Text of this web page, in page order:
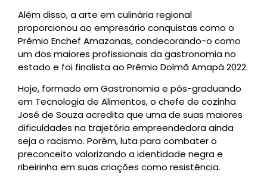
Além disso, a arte em culinária regional
proporcionou ao empresário conquistas como o
Prêmio Enchef Amazonas, condecorando-o como
um dos maiores profissionais da gastronomia no
estado e foi finalista ao Prêmio Dolmã Amapá 2022.
Hoje, formado em Gastronomia e pós-graduando
em Tecnologia de Alimentos, o chefe de cozinha
José de Souza acredita que uma de suas maiores
dificuldades na trajetória empreendedora ainda
seja o racismo. Porém, luta para combater o
preconceito valorizando a identidade negra e
ribeirinha em suas criações como resistência.